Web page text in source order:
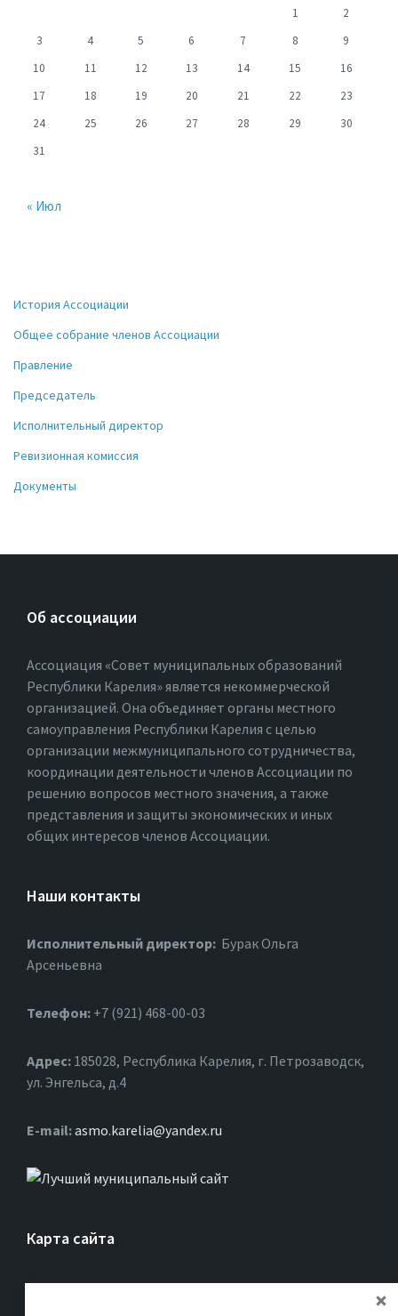
1
2
3
4 5 6 7 8
9
10
11 12 13 14 15
16
17
18 19 20 21 22
23
24
25 26 27 28 29
30
31
« Июл
История Ассоциации
Общее собрание членов Ассоциации
Правление
Председатель
Исполнительный директор
Ревизионная комиссия
Документы
Об ассоциации
Ассоциация «Совет муниципальных образований
Республики Карелия» является некоммерческой
организацией. Она объединяет органы местного
самоуправления Республики Карелия с целью
организации межмуниципального сотрудничества,
координации деятельности членов Ассоциации по
решению вопросов местного значения, а также
представления и защиты экономических и иных
общих интересов членов Ассоциации.
Наши контакты
Исполнительный директор: Бурак Ольга
Арсеньевна
Телефон: +7 (921) 468-00-03
Адрес: 185028, Республика Карелия, г. Петрозаводск,
ул. Энгельса, д.4
Е-mail:asmo.karelia@yandex.ru
Карта сайта